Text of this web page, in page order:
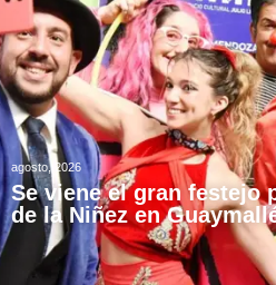
agosto, 2026
Se viene el gran festejo
de la Niñez en